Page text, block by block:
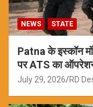
NEWS STATE
Patna के इस्कॉन
पर ATS का
July 29, 2026 RD